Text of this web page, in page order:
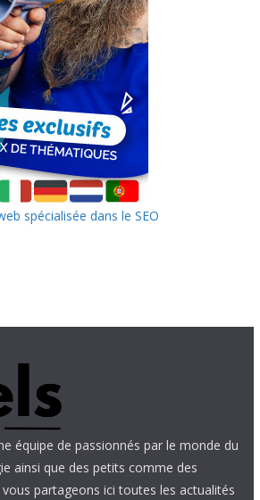
spécialisée dans le SEO
équipe de passionnés par le monde du
ainsi que des petits comme des
partageons ici toutes les actualités